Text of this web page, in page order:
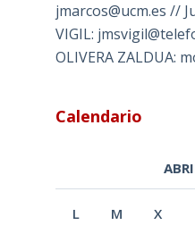
jmarcos@ucm.es //
VIGIL:
OLIVERA ZALDUA:
Calendario
L M X